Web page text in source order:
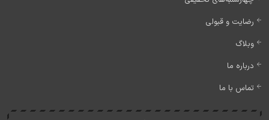
رضایت و قبولی
وبلاگ
درباره ما
تماس با ما